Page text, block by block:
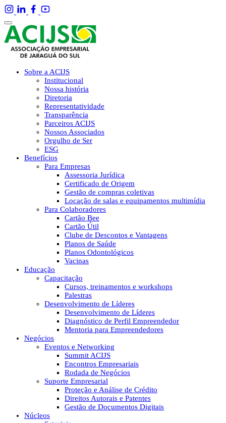
Sobre a ACIJS
Institucional
Nossa história
Diretoria
Representatividade
Transparência
Parceiros ACIJS
Nossos Associados
Orgulho de Ser
ESG
Benefícios
Para Empresas
Assessoria Jurídica
Certificado de Origem
Gestão de compras coletivas
Locação de salas e equipamentos multimídia
Para Colaboradores
Cartão Bee
Cartão Útil
Clube de Descontos e Vantagens
Planos de Saúde
Planos Odontológicos
Vacinas
Educação
Capacitação
Cursos, treinamentos e workshops
Palestras
Desenvolvimento de Líderes
Desenvolvimento de Líderes
Diagnóstico de Perfil Empreendedor
Mentoria para Empreendedores
Negócios
Eventos e Networking
Summit ACIJS
Encontros Empresariais
Rodada de Negócios
Suporte Empresarial
Proteção e Análise de Crédito
Direitos Autorais e Patentes
Gestão de Documentos Digitais
Núcleos